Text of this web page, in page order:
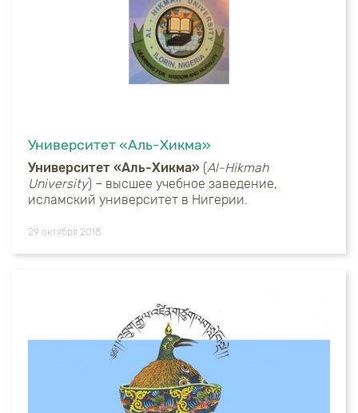
Университет «Аль-Хикма»
Университет «Аль-Хикма» (Al-Hikmah
University) – высшее учебное заведение,
исламский университет в Нигерии.
29 октября 2018